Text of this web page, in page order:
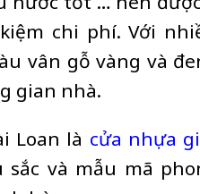
chi phí. Với
vân gỗ vàng và
gian nhà.
Loan là cửa nhựa
sắc và mẫu mã